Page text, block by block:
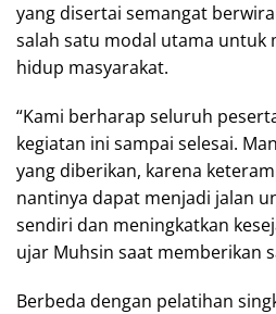
yang disertai semangat
salah satu modal utama untuk
hidup masyarakat.
“Kami berharap seluruh
kegiatan ini sampai selesai.
yang diberikan, karena
nantinya dapat menjadi jalan
sendiri dan meningkatkan
ujar Muhsin saat memberikan
Berbeda dengan pelatihan